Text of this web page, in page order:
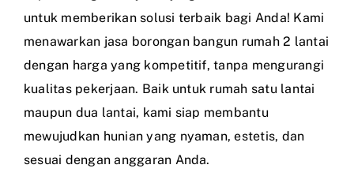
untuk memberikan solusi terbaik bagi Anda! Kami
menawarkan jasa borongan bangun rumah 2 lantai
dengan harga yang kompetitif, tanpa mengurangi
kualitas pekerjaan. Baik untuk rumah satu lantai
maupun dua lantai, kami siap membantu
mewujudkan hunian yang nyaman, estetis, dan
sesuai dengan anggaran Anda.